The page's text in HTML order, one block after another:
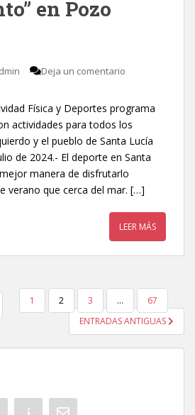
en Pozo
Deja un comentario
Física y Deportes programa
actividades para todos los
y el pueblo de Santa Lucía
de 2024.- El deporte en Santa
manera de disfrutarlo
verano que cerca del mar. […]
LEER MÁS
DE ENTRADAS
1 2 3 …
67
ENTRADAS ANTIGUAS